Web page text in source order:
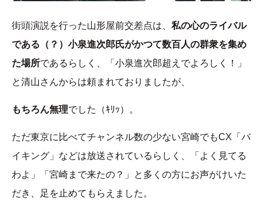
街頭演説を行った山形屋前交差点は、 私の心のライバル
である（？）小泉進次郎氏がかつて数百人の群衆を集め
た場所であるらしく、「小泉進次郎超えでよろしく！」
と清山さんからは頼まれておりましたが、
もちろん無理でした（ｷﾘｯ）。
ただ東京に比べてチャンネル数の少ない宮崎でもCX「バ
イキング」などは放送されているらしく、「よく見てる
わよ」「宮崎まで来たの？」と多くの方にお声がけいた
だき、足を止めてもらえました。